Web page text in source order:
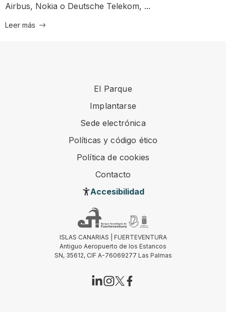
Airbus, Nokia o Deutsche Telekom, ...
Leer más
El Parque
Implantarse
Sede electrónica
Políticas y código ético
Política de cookies
Contacto
Accesibilidad
ISLAS CANARIAS | FUERTEVENTURA
Antiguo Aeropuerto de los Estancos
SN, 35612, CIF A-76069277 Las Palmas